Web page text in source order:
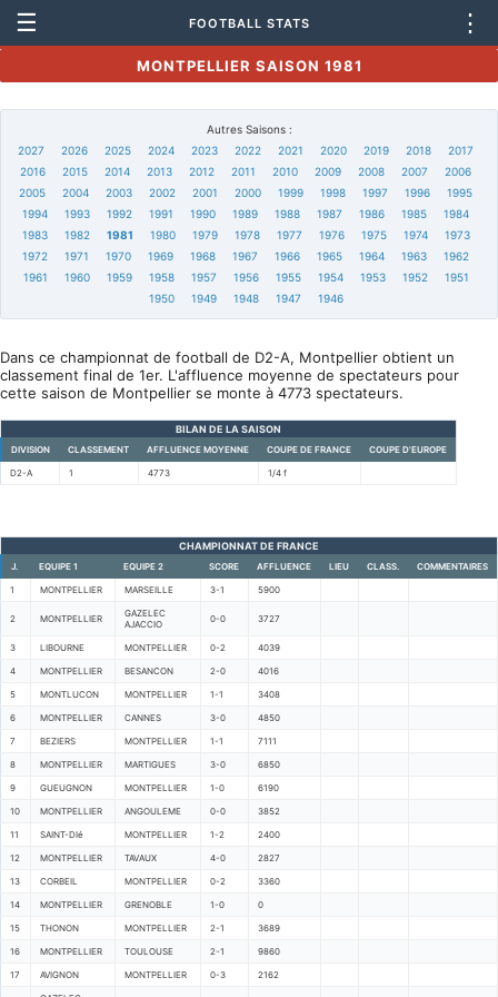
☰ FOOTBALL STATS ⋮
MONTPELLIER SAISON 1981
Autres Saisons :
2027
2026 2025 2024 2023 2022 2021 2020 2019 2018
2017
2016
2015 2014 2013 2012 2011 2010 2009 2008 2007
2006
2005
2004 2003 2002 2001 2000 1999 1998 1997 1996
1995
1994
1993 1992 1991 1990 1989 1988 1987 1986 1985
1984
1983
1982 1981 1980 1979 1978 1977 1976 1975 1974
1973
1972
1971 1970 1969 1968 1967 1966 1965 1964 1963
1962
1961
1960 1959 1958 1957 1956 1955 1954 1953 1952
1951
1950
1949 1948 1947 1946
Dans ce championnat de football de D2-A, Montpellier obtient un
classement final de 1er. L'affluence moyenne de spectateurs pour
cette saison de Montpellier se monte à 4773 spectateurs.
BILAN DE LA SAISON
DIVISION CLASSEMENT AFFLUENCE MOYENNE COUPE DE FRANCE COUPE D'EUROPE
D2-A 1 4773 1/4 f
CHAMPIONNAT DE FRANCE
J. EQUIPE 1 EQUIPE 2 SCORE AFFLUENCE LIEU CLASS. COMMENTAIRES
1 MONTPELLIER MARSEILLE 3-1 5900
2 MONTPELLIER
GAZELEC
AJACCIO
0-0 3727
3 LIBOURNE MONTPELLIER 0-2 4039
4 MONTPELLIER BESANCON 2-0 4016
5 MONTLUCON MONTPELLIER 1-1 3408
6 MONTPELLIER CANNES 3-0 4850
7 BEZIERS MONTPELLIER 1-1 7111
8 MONTPELLIER MARTIGUES 3-0 6850
9 GUEUGNON MONTPELLIER 1-0 6190
10 MONTPELLIER ANGOULEME 0-0 3852
11 SAINT-DIé MONTPELLIER 1-2 2400
12 MONTPELLIER TAVAUX 4-0 2827
13 CORBEIL MONTPELLIER 0-2 3360
14 MONTPELLIER GRENOBLE 1-0 0
15 THONON MONTPELLIER 2-1 3689
16 MONTPELLIER TOULOUSE 2-1 9860
17 AVIGNON MONTPELLIER 0-3 2162